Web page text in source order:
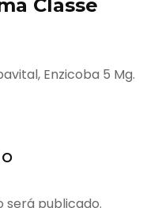
Classe
Enzicoba 5 Mg.
será publicado.